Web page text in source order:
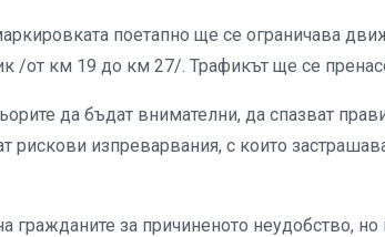
поетапно ще се ограничава
/от км 19 до км 27/. Трафикът ще се
да бъдат внимателни, да спазват
рискови изпреварвания, с които
гражданите за причиненото неудобство, но